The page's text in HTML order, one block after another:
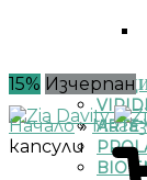
ARTE
BIO
15% Изчерпан
Начало»
капсули